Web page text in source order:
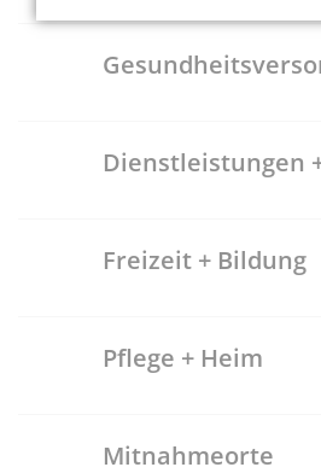
Dienstleistungen
Freizeit + Bildung
Pflege + Heim
Mitnahmeorte